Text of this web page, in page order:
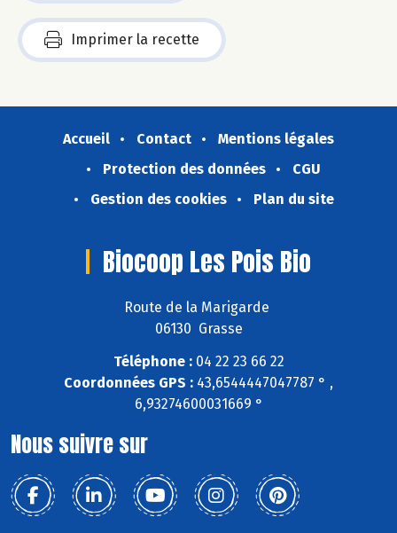
Imprimer la recette
Accueil Contact
Mentions légales
Protection des données
CGU
Gestion des cookies
Plan du site
Biocoop Les Pois Bio
Route de la Marigarde
06130 Grasse
Téléphone :04 22 23 66 22
Coordonnées GPS : 43,6544447047787 ° ,
6,93274600031669 °
Nous suivre sur